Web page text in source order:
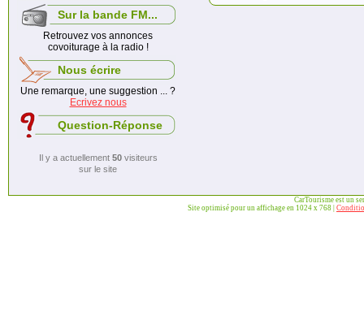
Sur la bande FM...
Retrouvez vos annonces
covoiturage à la radio !
Nous écrire
Une remarque, une suggestion ... ?
Ecrivez nous
Question-Réponse
Il y a actuellement 50visiteurs
sur le site
CarTourisme est un
Site optimisé pour un affichage en 1024 x 768 |